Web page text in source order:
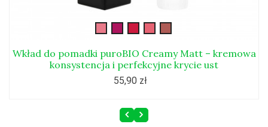
Wkład do pomadki puroBIO Creamy Matt – kremowa
konsystencja i perfekcyjne krycie ust
55,90 zł